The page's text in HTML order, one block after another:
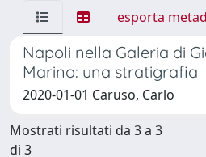
esporta
Napoli nella Galeria di
Marino: una stratigrafia
2020-01-01 Caruso, Carlo
Mostrati risultati da 3 a 3
di 3